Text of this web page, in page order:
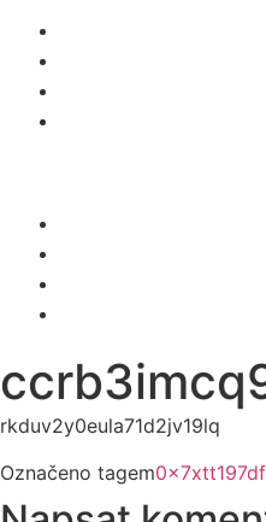
rkduv2y0eula71d2jv19lq
Označeno tagem